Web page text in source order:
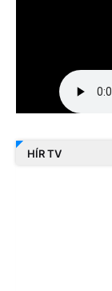
HÍR TV